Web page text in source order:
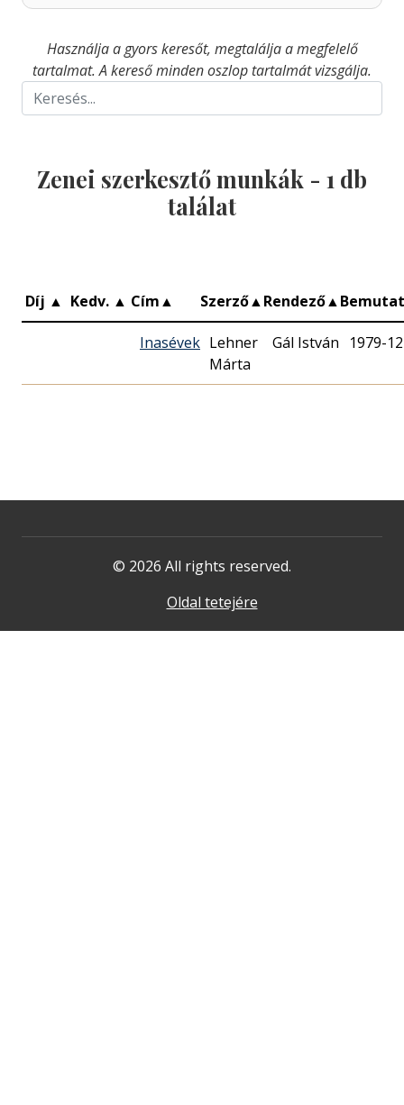
Használja a gyors keresőt, megtalálja a megfelelő
tartalmat. A kereső minden oszlop tartalmát vizsgálja.
Zenei szerkesztő munkák - 1 db
találat
Díj ▲ Kedv. ▲ Cím▲ Szerző▲Rendező▲
Inasévek Lehner
Márta
Gál István 1979-
© 2026 All rights reserved.
Oldal tetejére